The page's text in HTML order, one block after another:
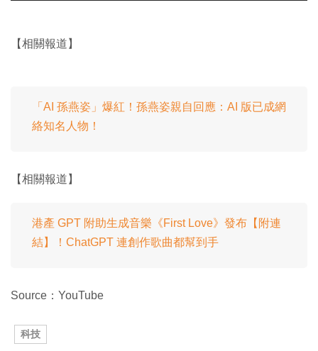
【相關報道】
「AI 孫燕姿」爆紅！孫燕姿親自回應：AI 版已成網
絡知名人物！
【相關報道】
港產 GPT 附助生成音樂《First Love》發布【附連
結】！ChatGPT 連創作歌曲都幫到手
Source：YouTube
科技